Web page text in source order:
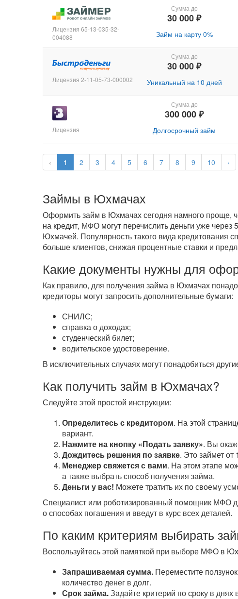
‹ 1 2 3 4 5 6 7 8 9 10 ›
Лицензия 65-13-035-32-
004088
Сумма до
30 000 ₽
Займ на карту 0%
Лицензия 2-11-05-73-000002
Сумма до
30 000 ₽
Уникальный на 10 дней
Лицензия
Сумма до
300 000 ₽
Долгосрочный займ
Займы в Юхмачах
Оформить займ в Юхмачах сегодня намного проще,
на кредит, МФО могут перечислить деньги уже
Юхмачей. Популярность такого вида кредитования
больше клиентов, снижая процентные ставки и
Какие документы нужны для
Как правило, для получения займа в Юхмачах
кредиторы могут запросить дополнительные бумаги:
СНИЛС;
справка о доходах;
студенческий билет;
водительское удостоверение.
В исключительных случаях могут понадобиться
Как получить займ в Юхмачах?
Следуйте этой простой инструкции:
Определитесь с кредитором. На этой
вариант.
Нажмите на кнопку «Подать заявку». Вы
Дождитесь решения по заявке. Это займет от
Менеджер свяжется с вами. На этом этапе
а также выбрать способ получения займа.
Деньги у вас! Можете тратить их по своему
Специалист или роботизированный помощник МФО
о способах погашения и введут в курс всех деталей.
По каким критериям выбирать
Воспользуйтесь этой памяткой при выборе МФО в
Запрашиваемая сумма.Переместите
количество денег в долг.
Срок займа.Задайте критерий по сроку в